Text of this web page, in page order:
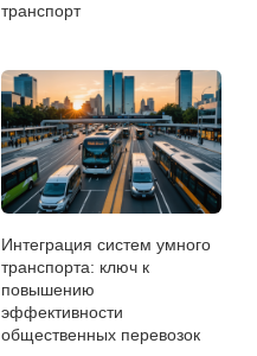
транспорт
Интеграция систем умного
транспорта: ключ к
повышению
эффективности
общественных перевозок